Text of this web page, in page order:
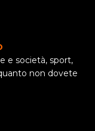
e società, sport,
non dovete